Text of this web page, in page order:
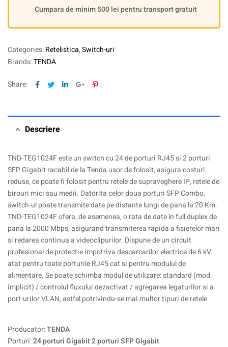
Cumpara de minim 500 lei pentru transport gratuit
Categories:Retelistica,Switch-uri
Brands:TENDA
Share: Facebook
TwitterLinkedinGoogle+Pinterest
Descriere
TND-TEG1024F este un switch cu 24 de porturi RJ45 si 2 porturi
SFP Gigabit racabil de la Tenda usor de folosit, asigura costuri
reduse, ce poate fi folosit pentru retele de supraveghere IP, retele de
birouri mici sau medii. Datorita celor doua porturi SFP Combo,
switch-ul poate transmite date pe distante lungi de pana la 20 Km.
TND-TEG1024F ofera, de asemenea, o rata de date în full duplex de
pana la 2000 Mbps, asigurand transmiterea rapida a fisierelor mari
si redarea continua a videoclipurilor. Dispune de un circuit
profesional de protectie impotriva descarcarilor electrice de 6 kV
atat pentru toate porturile RJ45 cat si pentru modulul de
alimentare. Se poate schimba modul de utilizare: standard (mod
implicit) / controlul fluxului dezactivat / agregarea legaturilor si a
port-urilor VLAN, astfel potrivindu-se mai multor tipuri de retele.
Producator:TENDA
Porturi:24 porturi Gigabit 2 porturi SFP Gigabit